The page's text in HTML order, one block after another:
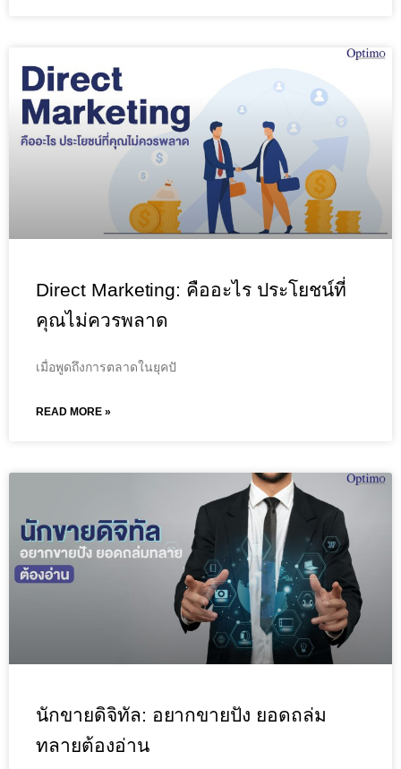
Direct Marketing: คืออะไร ประโยชน์ที่
คุณไม่ควรพลาด
เมื่อพูดถึงการตลาดในยุคปั
READ MORE »
นักขายดิจิทัล: อยากขายปัง ยอดถล่ม
ทลายต้องอ่าน